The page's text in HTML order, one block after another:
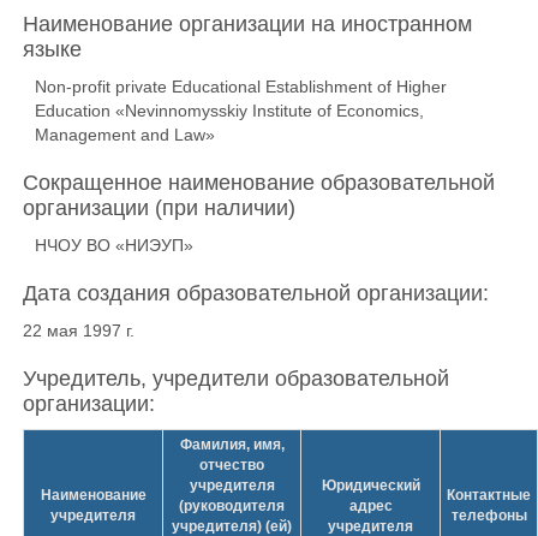
Наименование организации на иностранном
языке
Non-profit private Educational Establishment of Higher
Education «Nevinnomysskiy Institute of Economics,
Management and Law»
Сокращенное наименование образовательной
организации (при наличии)
НЧОУ ВО «НИЭУП»
Дата создания образовательной организации:
22 мая 1997 г.
Учредитель, учредители образовательной
организации:
Наименование
учредителя
Фамилия, имя,
отчество
учредителя
(руководителя
учредителя) (ей)
Юридический
адрес
учредителя
Контактные
телефоны